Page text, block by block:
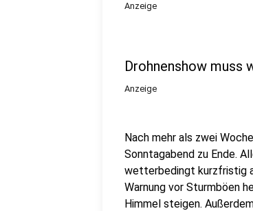
Anzeige
Drohnenshow muss
Anzeige
Nach mehr als zwei
Sonntagabend zu Ende.
wetterbedingt kurzfristig
Warnung vor Sturmböen
Himmel steigen.